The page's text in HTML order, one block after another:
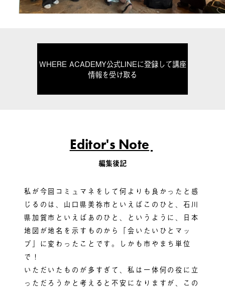
WHERE ACADEMY公式LINEに登録して講座
情報を受け取る
Editor's Note
編集後記
私が今回コミュマネをして何よりも良かったと感
じるのは、山口県美祢市といえばこのひと、石川
県加賀市といえばあのひと、というように、日本
地図が地名を示すものから「会いたいひとマッ
プ」に変わったことです。しかも市やまち単位
で！
いただいたものが多すぎて、私は一体何の役に立
っただろうかと考えると不安になりますが、この